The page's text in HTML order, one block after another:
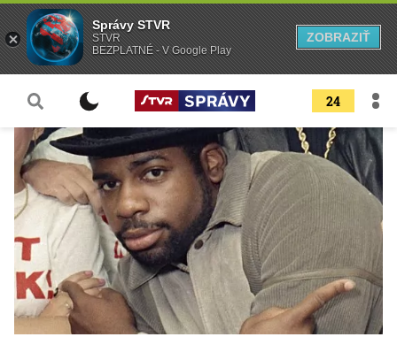
24
Správy STVR
STVR
BEZPLATNÉ - V Google Play
ZOBRAZIŤ